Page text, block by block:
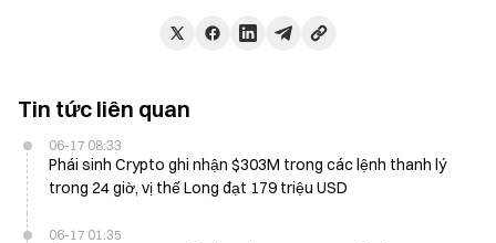
Tin tức liên quan
06-17 08:33
Phái sinh Crypto ghi nhận $303M trong các lệnh thanh lý
trong 24 giờ, vị thế Long đạt 179 triệu USD
06-17 01:35